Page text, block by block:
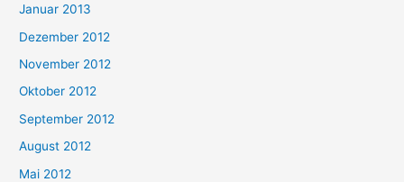
Januar 2013
Dezember 2012
November 2012
Oktober 2012
September 2012
August 2012
Mai 2012